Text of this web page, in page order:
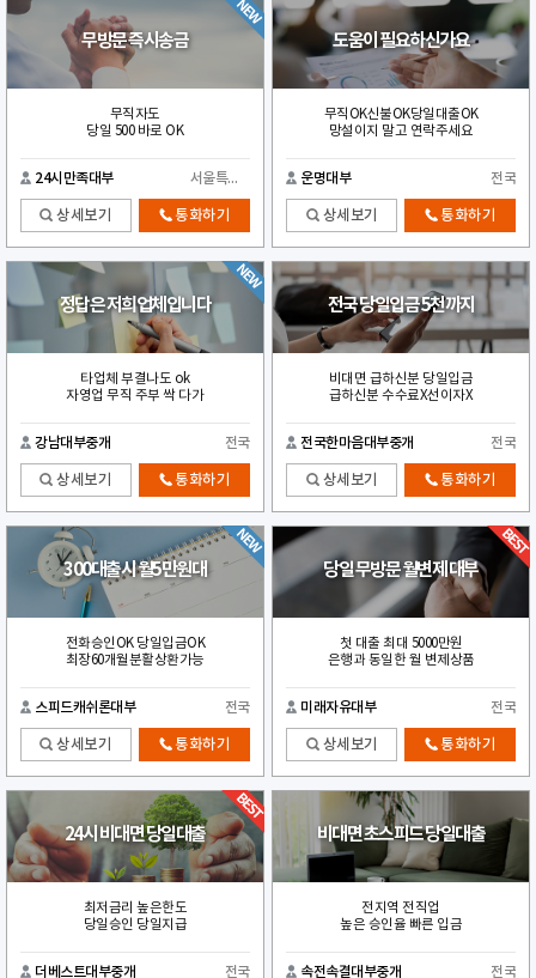
무방문 즉시송금
무직자도
당일 500 바로 OK
24시만족대부 서울특별시
상세보기 통화하기
도움이 필요하신가요
무직OK신불OK당일대출OK
망설이지 말고 연락주세요
운명대부 전국
상세보기 통화하기
정답은 저희업체입니다
타업체 부결나도 ok
자영업 무직 주부 싹 다가
강남대부중개 전국
상세보기 통화하기
전국 당일입금 5천까지
비대면 급하신분 당일입금
급하신분 수수료X선이자X
전국한마음대부중개 전국
상세보기 통화하기
300대출시 월5만원대
전화승인OK 당일입금OK
최장60개월분활상환가능
스피드캐쉬론대부 전국
상세보기 통화하기
당일 무방문 월변제 대부
첫 대출 최대 5000만원
은행과 동일한 월 변제상품
미래자유대부 전국
상세보기 통화하기
24시 비대면 당일대출
최저금리 높은한도
당일승인 당일지급
더베스트대부중개 전국
비대면 초스피드 당일대출
전지역 전직업
높은 승인율 빠른 입금
속전속결대부중개 전국